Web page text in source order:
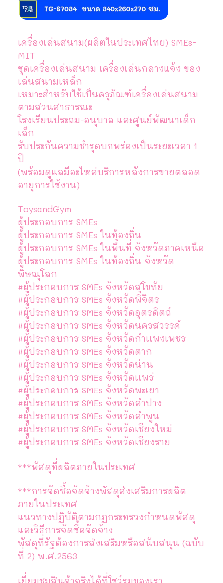
เครื่องเล่นสนาม(ผลิตในประเทศไทย) SMEs-
MIT
ชุดเครื่องเล่นสนาม เครื่องเล่นกลางแจ้ง ของ
เล่นสนามเหล็ก
เหมาะสำหรับใช้เป็นครุภัณฑ์เครื่องเล่นสนาม
ตามสวนสาธารณะ
โรงเรียนประถม-อนุบาล และศูนย์พัฒนาเด็ก
เล็ก
รับประกันความชำรุดบกพร่องเป็นระยะเวลา 1
ปี
(พร้อมดูแลมีอะไหล่บริการหลังการขายตลอด
อายุการใช้งาน)
ToysandGym
ผู้ประกอบการ SMEs
ผู้ประกอบการ SMEs ในท้องถิ่น
ผู้ประกอบการ SMEs ในพื้นที่ จังหวัดภาคเหนือ
ผู้ประกอบการ SMEs ในท้องถิ่น จังหวัด
พิษณุโลก
#ผู้ประกอบการ SMEs จังหวัดสุโขทัย
#ผู้ประกอบการ SMEs จังหวัดพิจิตร
#ผู้ประกอบการ SMEs จังหวัดอุตรดิตถ์
#ผู้ประกอบการ SMEs จังหวัดนครสวรรค์
#ผู้ประกอบการ SMEs จังหวัดกำเเพงเพชร
#ผู้ประกอบการ SMEs จังหวัดตาก
#ผู้ประกอบการ SMEs จังหวัดน่าน
#ผู้ประกอบการ SMEs จังหวัดเเพร่
#ผู้ประกอบการ SMEs จังหวัดพะเยา
#ผู้ประกอบการ SMEs จังหวัดลำปาง
#ผู้ประกอบการ SMEs จังหวัดลำพูน
#ผู้ประกอบการ SMEs จังหวัดเชียงใหม่
#ผู้ประกอบการ SMEs จังหวัดเชียงราย
***พัสดุที่ผลิตภายในประเทศ
***การจัดซื้อจัดจ้างพัสดุส่งเสริมการผลิต
ภายในประเทศ
แนวทางปฏิบัติตามกฏกระทรวงกำหนดพัสดุ
และวิธีการจัดซื้อจัดจ้าง
พัสดุที่รัฐต้องการส่งเสริมหรือสนับสนุน (ฉบับ
ที่ 2) พ.ศ.2563
เยี่ยมชมสินค้าจริงได้ที่โชว์รูมของเรา